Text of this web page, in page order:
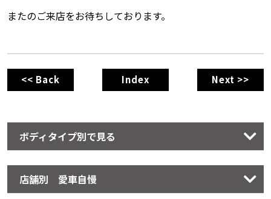
またのご来店をお待ちしております。
<< Back Index Next >>
ボディタイプ別で見る
店舗別 愛車自慢